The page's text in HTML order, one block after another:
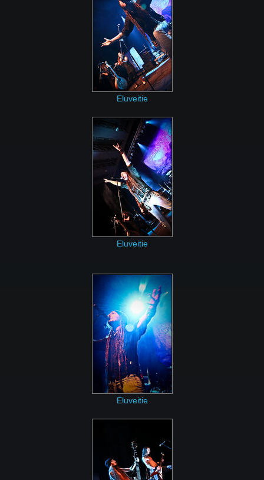
Eluveitie
Eluveitie
Eluveitie